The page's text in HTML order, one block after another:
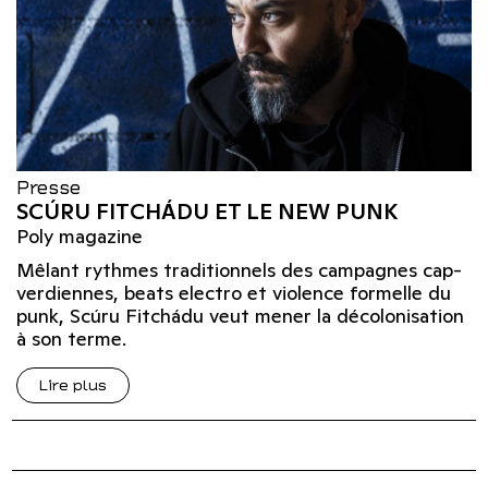
Presse
SCÚRU FITCHÁDU ET LE NEW PUNK
Poly magazine
Mêlant rythmes traditionnels des campagnes cap-
verdiennes, beats electro et violence formelle du
punk, Scúru Fitchádu veut mener la décolonisation
à son terme.
Lire plus